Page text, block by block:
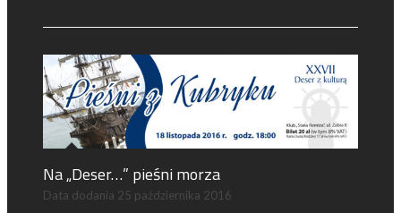
Na „Deser…” pieśni morza
Data dodania 25 października 2016